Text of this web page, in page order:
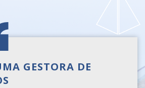
GESTORA DE